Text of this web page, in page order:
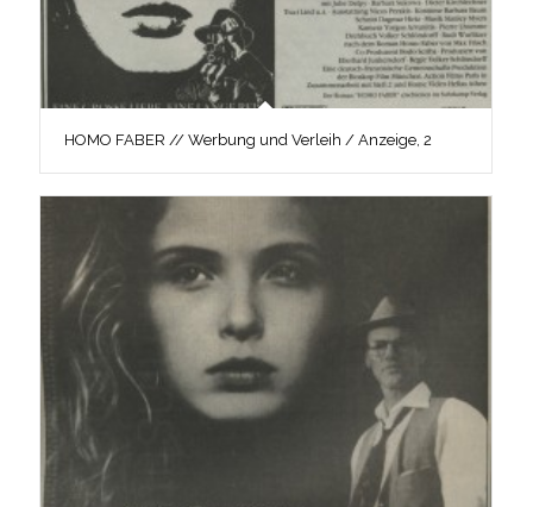
HOMO FABER // Werbung und Verleih / Anzeige, 2